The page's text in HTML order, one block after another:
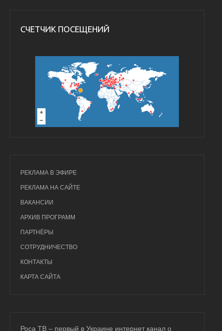
СЧЕТЧИК ПОСЕЩЕНИЙ
РЕКЛАМА В ЭФИРЕ
РЕКЛАМА НА САЙТЕ
ВАКАНСИИ
АРХИВ ПРОГРАММ
ПАРТНЁРЫ
СОТРУДНИЧЕСТВО
КОНТАКТЫ
КАРТА САЙТА
Роса ТВ – первый в Украине интернет канал о